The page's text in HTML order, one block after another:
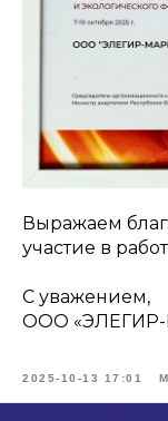
Выражаем
участие в
С уважением,
ООО
2025-10-13 17:01